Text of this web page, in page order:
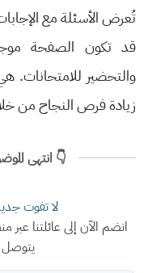
تُعرض الأسئلة مع
قد تكون الصفحة
والتحضير للامتحانات.
زيادة فرص النجاح من
👇 انتهى
لا تفوت
انضم الآن إلى عائلتنا